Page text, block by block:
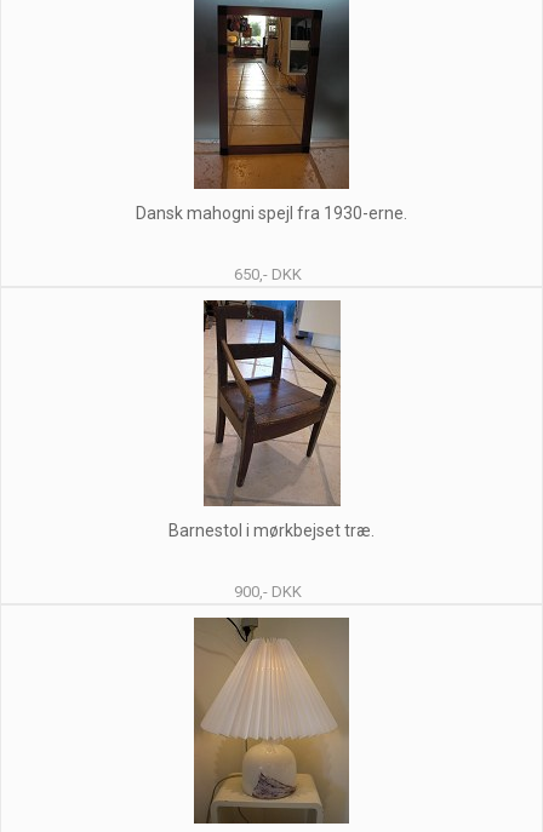
Dansk mahogni spejl fra 1930-erne.
650,- DKK
Barnestol i mørkbejset træ.
900,- DKK